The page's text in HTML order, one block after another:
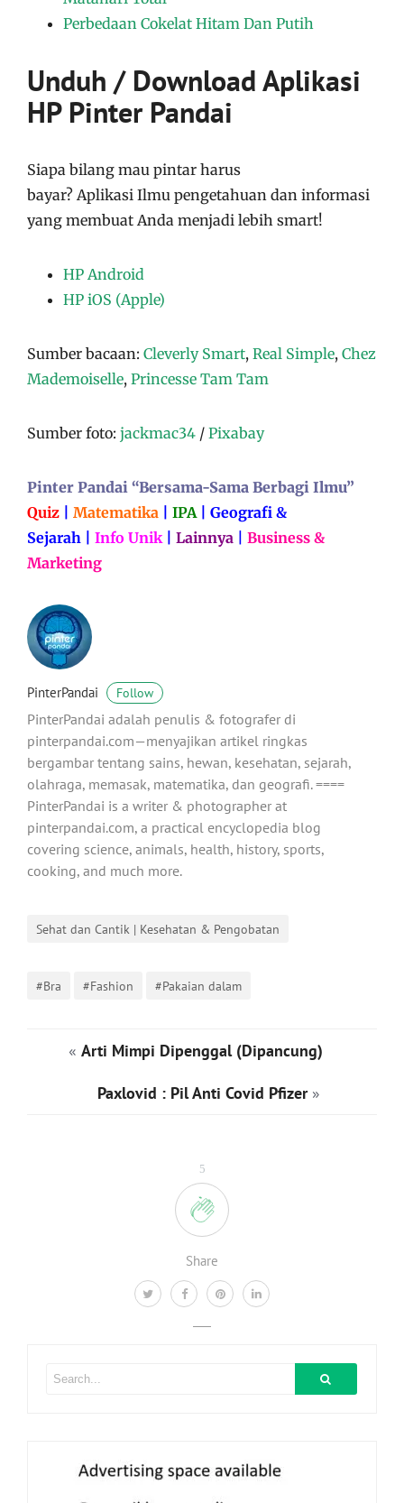
5
Share
Perbedaan Cokelat Hitam Dan Putih
Unduh / Download Aplikasi
HP Pinter Pandai
Siapa bilang mau pintar harus
bayar? Aplikasi Ilmu pengetahuan dan informasi
yang membuat Anda menjadi lebih smart!
HP Android
HP iOS (Apple)
Sumber bacaan: Cleverly Smart, Real Simple, Chez
Mademoiselle, Princesse Tam Tam
Sumber foto: jackmac34 / Pixabay
Pinter Pandai “Bersama-Sama Berbagi Ilmu”
Quiz
Matematika IPA| Geografi &
Sejarah
Info Unik Lainnya
Business &
Marketing
PinterPandai Follow
PinterPandai adalah penulis & fotografer di
pinterpandai.com—menyajikan artikel ringkas
bergambar tentang sains, hewan, kesehatan, sejarah,
olahraga, memasak, matematika, dan geografi. ====
PinterPandai is a writer & photographer at
pinterpandai.com, a practical encyclopedia blog
covering science, animals, health, history, sports,
cooking, and much more.
Sehat dan Cantik | Kesehatan & Pengobatan
#Bra #Fashion #Pakaian dalam
« Arti Mimpi Dipenggal (Dipancung)
Paxlovid : Pil Anti Covid Pfizer»